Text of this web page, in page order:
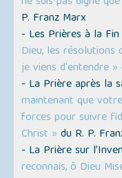
P. Franz Marx
- Les Prières à la
Dieu, les résolutions
je viens d'entendre »
- La Prière après la
maintenant que
forces pour suivre
Christ » du R. P.
- La Prière sur
reconnais, ô Dieu